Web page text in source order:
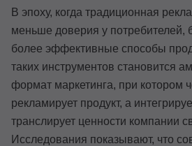
В эпоху, когда традиционная
меньше доверия у потребителей,
более эффективные способы
таких инструментов становится
формат маркетинга, при котором
рекламирует продукт, а
транслирует ценности компании
Исследования показывают, что
Маркетинг
Дизайн
Аналитика
Менеджмент